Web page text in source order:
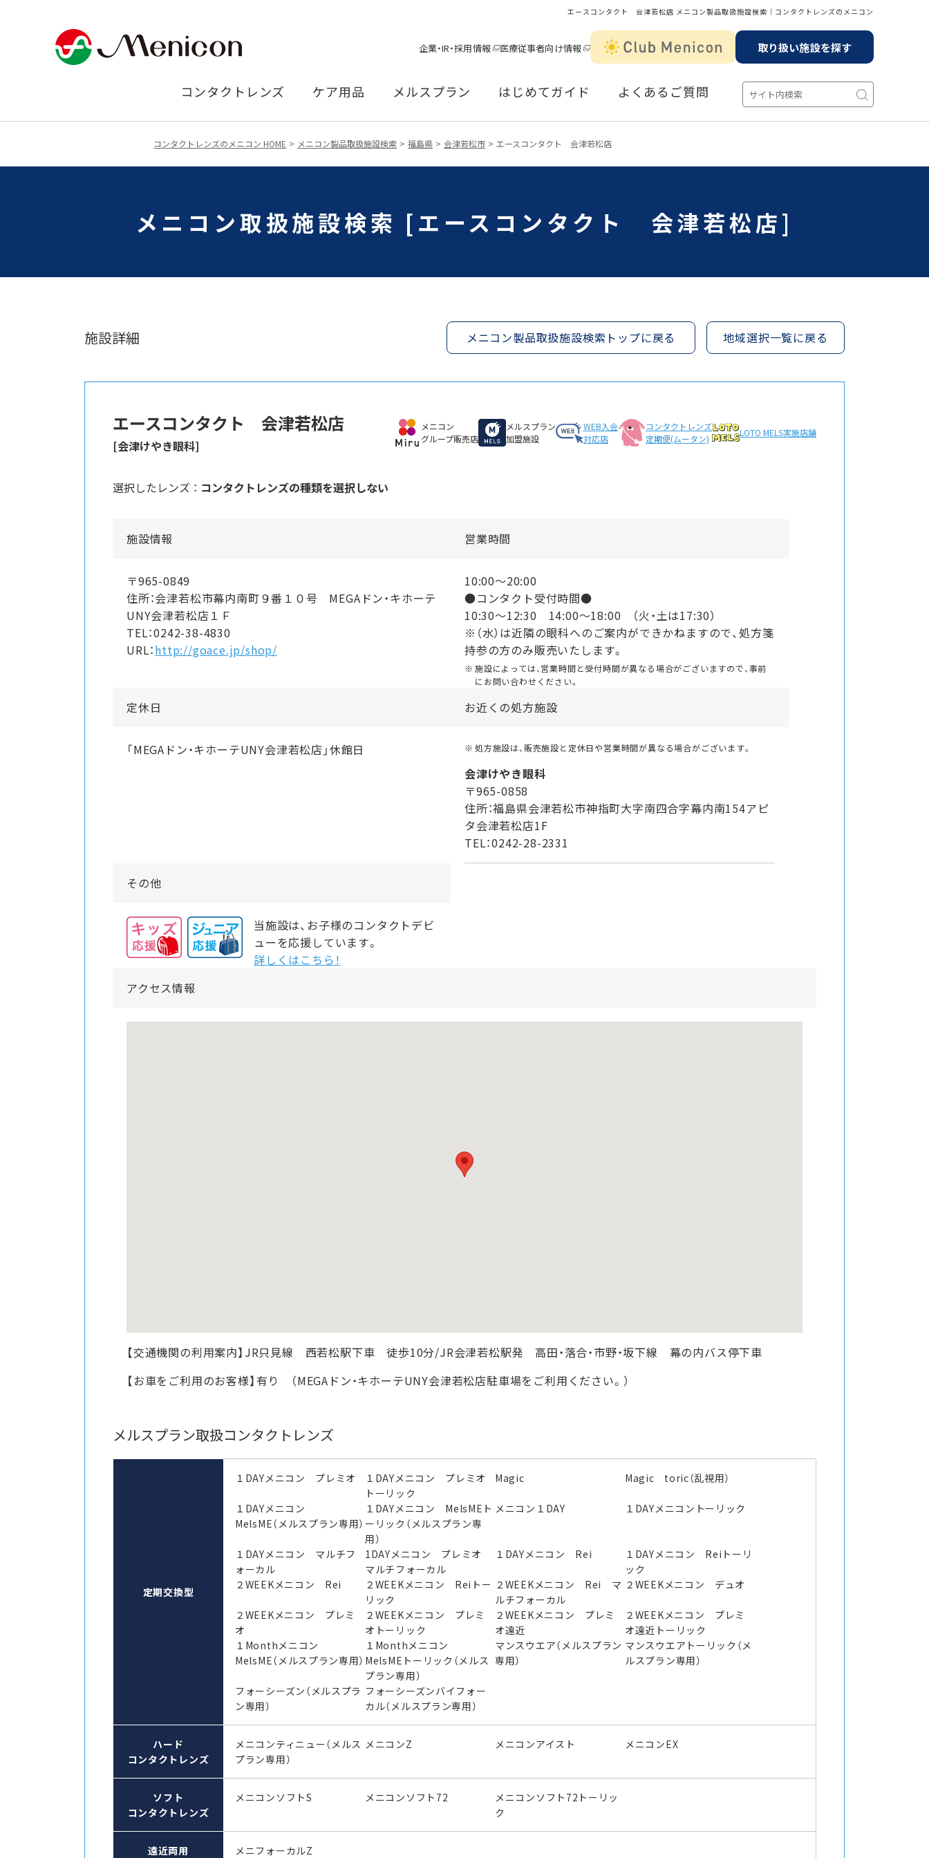
エースコンタクト 会津若松店 メニコン製品取扱施設検索│コンタクトレンズのメニコン
企業・IR・採用情報 医療従事者向け情報 取り扱い施設を探す
コンタクトレンズ ケア用品 メルスプラン はじめてガイド よくあるご質問
コンタクトレンズのメニコン HOME メニコン製品取扱施設検索 福島県 会津若松市 エースコンタクト 会津若松店
メニコン取扱施設検索 [エースコンタクト 会津若松店]
施設詳細 メニコン製品取扱施設検索トップに戻る 地域選択一覧に戻る
エースコンタクト 会津若松店
[会津けやき眼科]
メニコン
グループ販売店
メルスプラン
加盟施設
WEB入会
対応店
コンタクトレンズ
定期便(ムータン)
LOTO MELS実施店舗
選択したレンズ ： コンタクトレンズの種類を選択しない
施設情報
〒965-0849
住所：会津若松市幕内南町９番１０号 MEGAドン・キホーテ
UNY会津若松店１Ｆ
TEL：0242-38-4830
URL：http://goace.jp/shop/
営業時間
10:00〜20:00
●コンタクト受付時間●
10:30〜12:30 14:00〜18:00 （火・土は17:30）
※（水）は近隣の眼科へのご案内ができかねますので、処方箋
持参の方のみ販売いたします。
施設によっては、営業時間と受付時間が異なる場合がございますので、事前
にお問い合わせください。
定休日
「MEGAドン・キホーテUNY会津若松店」休館日
お近くの処方施設
処方施設は、販売施設と定休日や営業時間が異なる場合がございます。
会津けやき眼科
〒965-0858
住所：福島県会津若松市神指町大字南四合字幕内南154アピ
タ会津若松店1F
TEL：0242-28-2331
その他
当施設は、お子様のコンタクトデビ
ューを応援しています。
詳しくはこちら！
アクセス情報
【交通機関の利用案内】JR只見線 西若松駅下車 徒歩10分/JR会津若松駅発 高田・落合・市野・坂下線 幕の内バス停下車
【お車をご利用のお客様】有り （MEGAドン・キホーテUNY会津若松店駐車場をご利用ください。）
メルスプラン取扱コンタクトレンズ
定期交換型
１DAYメニコン プレミオ
１DAYメニコン プレミオ
トーリック
Magic Magic toric（乱視用）
１DAYメニコン
MelsME（メルスプラン専用）
１DAYメニコン MelsMEト
ーリック（メルスプラン専
用）
メニコン１DAY １DAYメニコントーリック
１DAYメニコン マルチフ
ォーカル
1DAYメニコン プレミオ
マルチフォーカル
１DAYメニコン Rei
１DAYメニコン Reiトーリ
ック
２WEEKメニコン Rei
２WEEKメニコン Reiトー
リック
２WEEKメニコン Rei マ
ルチフォーカル
２WEEKメニコン デュオ
２WEEKメニコン プレミ
オ
２WEEKメニコン プレミ
オトーリック
２WEEKメニコン プレミ
オ遠近
２WEEKメニコン プレミ
オ遠近トーリック
１Monthメニコン
MelsME（メルスプラン専用）
１Monthメニコン
MelsMEトーリック（メルス
プラン専用）
マンスウエア（メルスプラン
専用）
マンスウエアトーリック（メ
ルスプラン専用）
フォーシーズン（メルスプラ
ン専用）
フォーシーズンバイフォー
カル（メルスプラン専用）
ハード
コンタクトレンズ
メニコンティニュー（メルス
プラン専用）
メニコンZ メニコンアイスト メニコンEX
ソフト
コンタクトレンズ
メニコンソフトS メニコンソフト72
メニコンソフト72トーリッ
ク
遠近両用 メニフォーカルZ